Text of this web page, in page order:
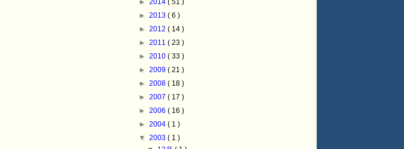
► 2014 ( 51 )
► 2013 ( 6 )
► 2012 ( 14 )
► 2011 ( 23 )
► 2010 ( 33 )
► 2009 ( 21 )
► 2008 ( 18 )
► 2007 ( 17 )
► 2006 ( 16 )
► 2004 ( 1 )
▼ 2003 ( 1 )